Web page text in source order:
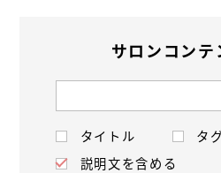
サロンコンテ
タイトル タ
説明文を含める